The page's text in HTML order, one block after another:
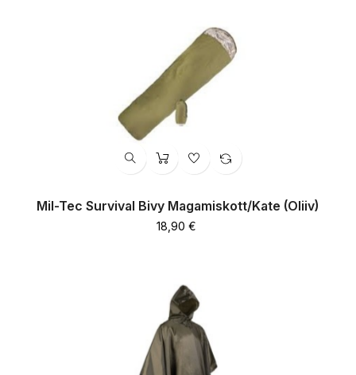
Mil-Tec Survival Bivy Magamiskott/kate (oliiv)
Hind
18,90 €